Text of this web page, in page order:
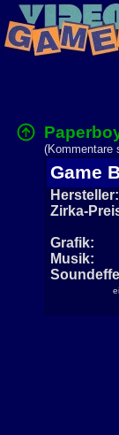
(Kommentare
Game
Hersteller:
Zirka-
Grafik:
Musik: